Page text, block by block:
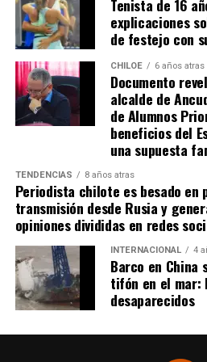
“Seguimos trabajando con
certezas”, concluyó el alcalde
sentimiento generalizado entre
la disminución de recursos
emprendimiento, sí tenía
las que administraba y se
una etapa de su vida en la que
descansar, sentirse en paz y
la tranquilidad que ella andaba
Por otra parte, detallando sobre
su fallecimiento, la mujer narró:
de la prensa. Vimos unos
un cadáver en la isla de Chiloé
alrededor de cuatro o cinco
paradero, estaba perdida.
que había un cadáver de una
verdad es que en ese mismo
pero no teníamos ninguna
bastantes llamados, contactos
confirmar nuestra teoría».
Tenista de 16
explicaciones
de festejo con
CHILOE 6 años atras
Documento
alcalde de
de Alumnos
beneficios del
una supuesta
TENDENCIAS 8 años atras
Periodista chilote es besado en
transmisión desde Rusia y
opiniones divididas en redes
INTERNACIONAL 4
Barco en China
tifón en el mar:
desaparecidos